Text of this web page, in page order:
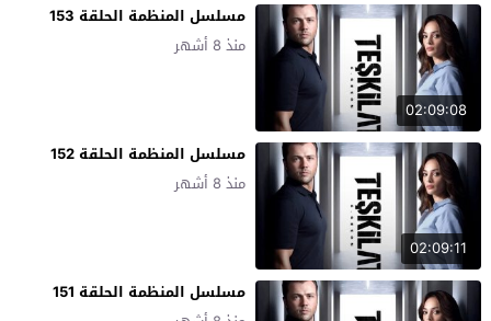
02:09:08
مسلسل المنظمة الحلقة 153
منذ 8 أشهر
02:09:11
مسلسل المنظمة الحلقة 152
منذ 8 أشهر
مسلسل المنظمة الحلقة 151